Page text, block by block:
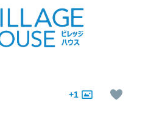
+1